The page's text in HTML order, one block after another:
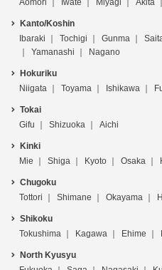
Aomori
Iwate Miyagi Akita
Kanto/Koshin
Ibaraki
Tochigi Gunma
Yamanashi
Nagano
Hokuriku
Niigata
Toyama Ishikawa
Tokai
Gifu
Shizuoka Aichi
Kinki
Mie
Shiga Kyoto Osaka
Chugoku
Tottori
Shimane Okayama
Shikoku
Tokushima
Kagawa Ehime
North Kyusyu